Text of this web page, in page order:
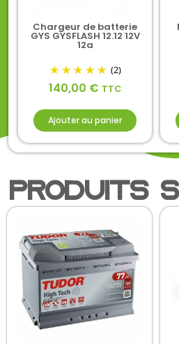
Chargeur de batterie
GYS GYSFLASH 12.12 12V
12a
(2)
140,00 € TTC
Ajouter au panier
Produits